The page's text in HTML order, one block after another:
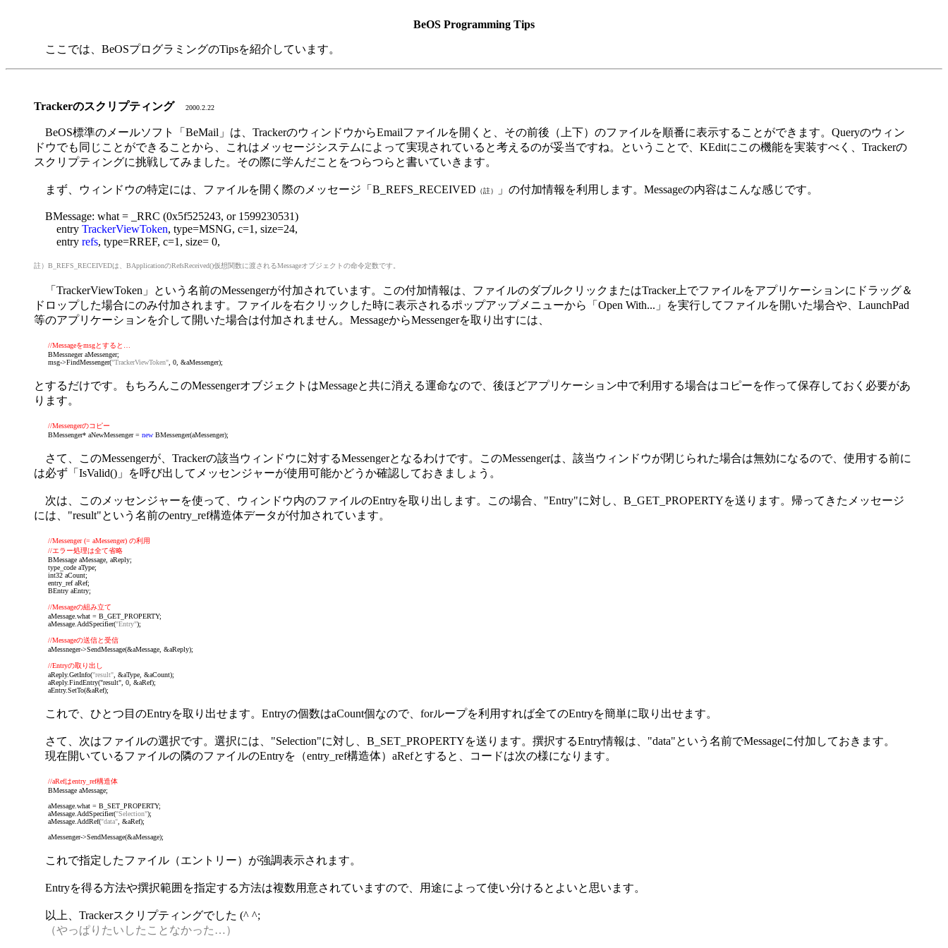
BeOS Programming Tips
ここでは、BeOSプログラミングのTipsを紹介しています。
Trackerのスクリプティング 2000.2.22
BeOS標準のメールソフト「BeMail」は、TrackerのウィンドウからEmailファイルを開くと、その前後（上下）のファイルを順番に表示することができます。Queryのウィン
ドウでも同じことができることから、これはメッセージシステムによって実現されていると考えるのが妥当ですね。ということで、KEditにこの機能を実装すべく、Trackerの
スクリプティングに挑戦してみました。その際に学んだことをつらつらと書いていきます。
まず、ウィンドウの特定には、ファイルを開く際のメッセージ「B_REFS_RECEIVED （註） 」の付加情報を利用します。Messageの内容はこんな感じです。
BMessage: what = _RRC (0x5f525243, or 1599230531)
entry TrackerViewToken, type=MSNG, c=1, size=24,
entry refs, type=RREF, c=1, size= 0,
註）B_REFS_RECEIVEDは、BApplicationのRefsReceived()仮想関数に渡されるMessageオブジェクトの命令定数です。
「TrackerViewToken」という名前のMessengerが付加されています。この付加情報は、ファイルのダブルクリックまたはTracker上でファイルをアプリケーションにドラッグ＆
ドロップした場合にのみ付加されます。ファイルを右クリックした時に表示されるポップアップメニューから「Open With...」を実行してファイルを開いた場合や、LaunchPad
等のアプリケーションを介して開いた場合は付加されません。MessageからMessengerを取り出すには、
//Messageをmsgとすると…
BMessneger aMessenger;
msg->FindMessenger("TrackerViewToken" , 0, &aMessenger);
とするだけです。もちろんこのMessengerオブジェクトはMessageと共に消える運命なので、後ほどアプリケーション中で利用する場合はコピーを作って保存しておく必要があ
ります。
//Messengerのコピー
BMessenger* aNewMessenger = new BMessenger(aMessenger);
さて、このMessengerが、Trackerの該当ウィンドウに対するMessengerとなるわけです。このMessengerは、該当ウィンドウが閉じられた場合は無効になるので、使用する前に
は必ず「IsValid()」を呼び出してメッセンジャーが使用可能かどうか確認しておきましょう。
次は、このメッセンジャーを使って、ウィンドウ内のファイルのEntryを取り出します。この場合、"Entry"に対し、B_GET_PROPERTYを送ります。帰ってきたメッセージ
には、"result"という名前のentry_ref構造体データが付加されています。
//Messenger (= aMessenger) の利用
//エラー処理は全て省略
BMessage aMessage, aReply;
type_code aType;
int32 aCount;
entry_ref aRef;
BEntry aEntry;
//Messageの組み立て
aMessage.what = B_GET_PROPERTY;
aMessage.AddSpecifier("Entry");
//Messageの送信と受信
aMessneger->SendMessage(&aMessage, &aReply);
//Entryの取り出し
aReply.GetInfo("result" , &aType, &aCount);
aReply.FindEntry("result", 0, &aRef);
aEntry.SetTo(&aRef);
これで、ひとつ目のEntryを取り出せます。Entryの個数はaCount個なので、forループを利用すれば全てのEntryを簡単に取り出せます。
さて、次はファイルの選択です。選択には、"Selection"に対し、B_SET_PROPERTYを送ります。撰択するEntry情報は、"data"という名前でMessageに付加しておきます。
現在開いているファイルの隣のファイルのEntryを（entry_ref構造体）aRefとすると、コードは次の様になります。
//aRefはentry_ref構造体
BMessage aMessage;
aMessage.what = B_SET_PROPERTY;
aMessage.AddSpecifier("Selection");
aMessage.AddRef("data" , &aRef);
aMessenger->SendMessage(&aMessage);
これで指定したファイル（エントリー）が強調表示されます。
Entryを得る方法や撰択範囲を指定する方法は複数用意されていますので、用途によって使い分けるとよいと思います。
以上、Trackerスクリプティングでした (^ ^;
（やっぱりたいしたことなかった…）